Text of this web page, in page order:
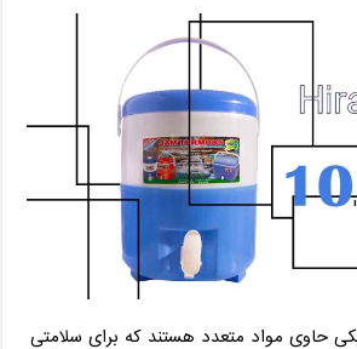
حاوی مواد متعدد هستند که برای سلامتی